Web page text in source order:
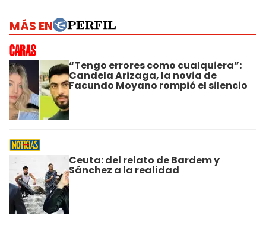
MÁS EN
“Tengo errores como cualquiera”:
Candela Arizaga, la novia de
Facundo Moyano rompió el silencio
Ceuta: del relato de Bardem y
Sánchez a la realidad